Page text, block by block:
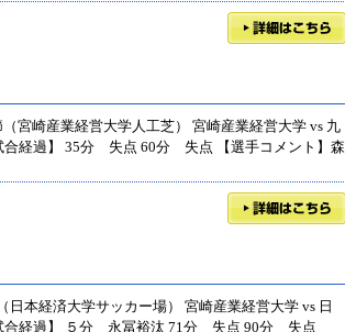
宮崎産業経営大学人工芝） 宮崎産業経営大学 vs 九
経過】 35分 失点 60分 失点 【選手コメント】森
本経済大学サッカー場） 宮崎産業経営大学 vs 日
経過】 ５分 永冨裕汰 71分 失点 90分 失点